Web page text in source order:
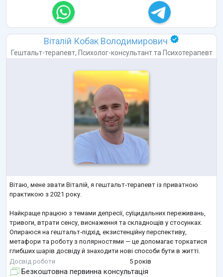
Віталій Кобак Володимирович
Гештальт-терапевт, Психолог-консультантта Психотерапевт
Вітаю, мене звати Віталій, я гештальт‑терапевт із приватною
практикою з 2021 року.
Найкраще працюю з темами депресії, суїцидальних переживань,
тривоги, втрати сенсу, виснаження та складнощів у стосунках.
Опираюся на гештальт‑підхід, екзистенційну перспективу,
метафори та роботу з полярностями — це допомагає торкатися
глибших шарів досвіду й знаходити нові способи бути в житті.
Моя сильна сторона — уважність до процесу в часі: я бачу
Досвід роботи 5 років
Безкоштовна первинна консультація